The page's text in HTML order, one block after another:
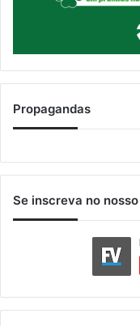
Propagandas
Se inscreva no